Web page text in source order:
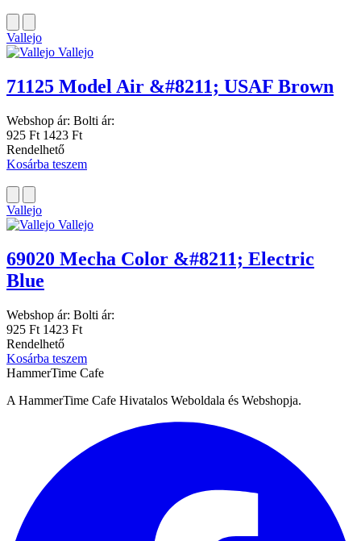
Vallejo
Vallejo
71125 Model Air &#8211; USAF Brown
Webshop ár: Bolti ár:
925 Ft 1423 Ft
Rendelhető
Kosárba teszem
Vallejo
Vallejo
69020 Mecha Color &#8211; Electric
Blue
Webshop ár: Bolti ár:
925 Ft 1423 Ft
Rendelhető
Kosárba teszem
HammerTime Cafe
A HammerTime Cafe Hivatalos Weboldala és Webshopja.